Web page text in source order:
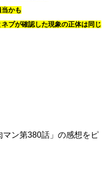
かも
プが確認した現象の正体は同じ
マン第380話」の感想をピ